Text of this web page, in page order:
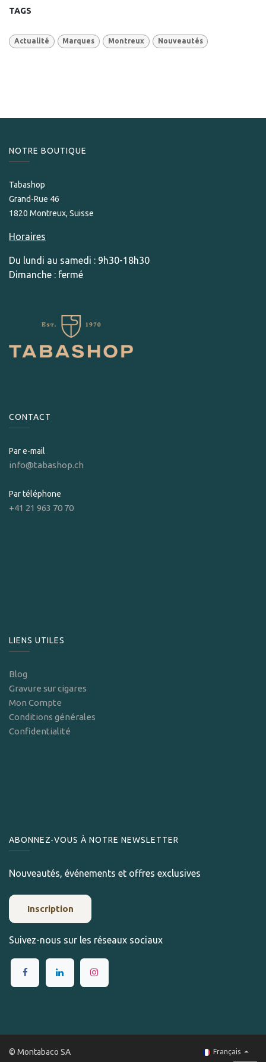
TAGS
Actualité Marques Montreux Nouveautés
NOTRE BOUTIQUE
Tabashop
Grand-Rue 46
1820 Montreux, Suisse
Horaires
Du lundi au samedi : 9h30-18h30
Dimanche : fermé
CONTACT
Par e-mail
info@tabashop.ch
Par téléphone
+41 21 963 70 70
LIENS UTILES
Blog
Gravure sur cigares
Mon Compte
Conditions générales
Confidentialité
ABONNEZ-VOUS À NOTRE NEWSLETTER
Nouveautés, événements et offres exclusives
Inscription
Suivez-nous sur les réseaux sociaux
© Montabaco SA Français